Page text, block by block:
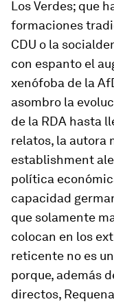
Los Verdes; que
formaciones
CDU o la
con espanto el
xenófoba de la
asombro la
de la RDA hasta
relatos, la autora
establishment
política
capacidad
que solamente
colocan en los
reticente no es
porque, además
directos,